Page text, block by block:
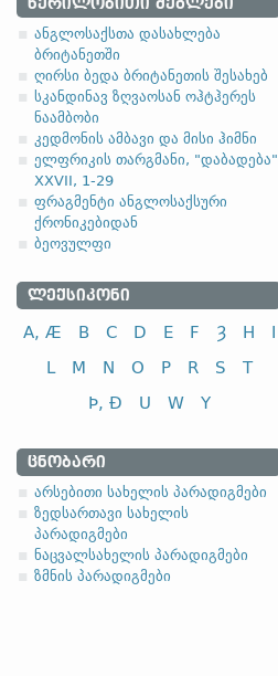
ᲬᲔᲠᲘᲚᲝᲑᲘᲗᲘ ᲫᲔᲒᲚᲔᲑᲘ
ანგლოსაქსთა დასახლება
ბრიტანეთში
ღირსი ბედა ბრიტანეთის შესახებ
სკანდინავ ზღვაოსან ოჰტჰერეს
ნაამბობი
კედმონის ამბავი და მისი ჰიმნი
ელფრიკის თარგმანი, "დაბადება"
XXVII, 1-29
ფრაგმენტი ანგლოსაქსური
ქრონიკებიდან
ბეოვულფი
ᲚᲔᲥᲡᲘᲙᲝᲜᲘ
A, Æ B C D E F Ȝ H
I
L
M N O P R S
T
Þ, Ð
U W Y
ᲪᲜᲝᲑᲐᲠᲘ
არსებითი სახელის პარადიგმები
ზედსართავი სახელის
პარადიგმები
ნაცვალსახელის პარადიგმები
ზმნის პარადიგმები